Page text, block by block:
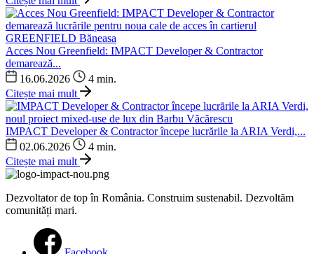
Acces Nou Greenfield: IMPACT Developer & Contractor
demarează...
16.06.2026
4 min.
Citește mai mult
IMPACT Developer & Contractor începe lucrările la ARIA Verdi,...
02.06.2026
4 min.
Citește mai mult
Dezvoltator de top în România. Construim sustenabil. Dezvoltăm
comunități mari.